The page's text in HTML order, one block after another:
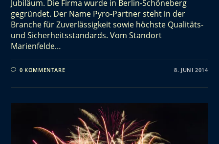
Jubiläum. Die Firma wurde in Berlin-Schöneberg
gegründet. Der Name Pyro-Partner steht in der
Branche für Zuverlässigkeit sowie höchste Qualitäts-
und Sicherheitsstandards. Vom Standort
Marienfelde…
0 KOMMENTARE 8. JUNI 2014